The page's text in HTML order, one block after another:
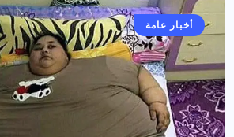
أخبار عامة